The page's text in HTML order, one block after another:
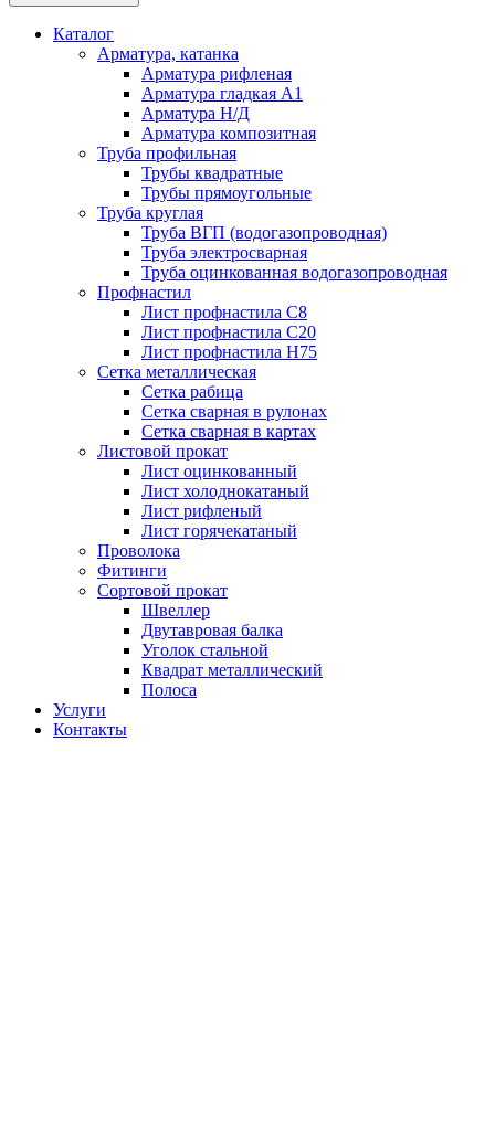
Каталог
Арматура, катанка
Арматура рифленая
Арматура гладкая A1
Арматура Н/Д
Арматура композитная
Труба профильная
Трубы квадратные
Трубы прямоугольные
Труба круглая
Труба ВГП (водогазопроводная)
Труба электросварная
Труба оцинкованная водогазопроводная
Профнастил
Лист профнастила С8
Лист профнастила С20
Лист профнастила Н75
Сетка металлическая
Сетка рабица
Сетка сварная в рулонах
Сетка сварная в картах
Листовой прокат
Лист оцинкованный
Лист холоднокатаный
Лист рифленый
Лист горячекатаный
Проволока
Фитинги
Сортовой прокат
Швеллер
Двутавровая балка
Уголок стальной
Квадрат металлический
Полоса
Услуги
Контакты